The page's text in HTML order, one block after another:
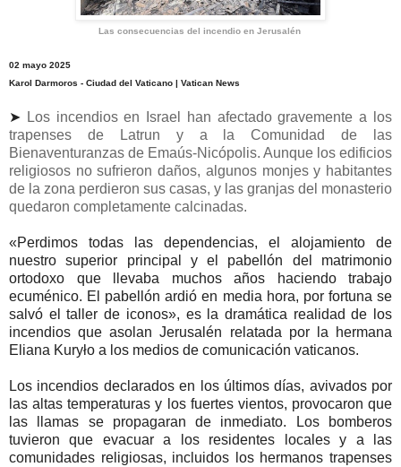
Las consecuencias del incendio en Jerusalén
02 mayo 2025
Karol Darmoros - Ciudad del Vaticano | Vatican News
➤
Los incendios en Israel han afectado gravemente a los
trapenses de Latrun y a la Comunidad de las
Bienaventuranzas de Emaús-Nicópolis. Aunque los edificios
religiosos no sufrieron daños, algunos monjes y habitantes
de la zona perdieron sus casas, y las granjas del monasterio
quedaron completamente calcinadas.
«Perdimos todas las dependencias, el alojamiento de
nuestro superior principal y el pabellón del matrimonio
ortodoxo que llevaba muchos años haciendo trabajo
ecuménico. El pabellón ardió en media hora, por fortuna se
salvó el taller de iconos», es la dramática realidad de los
incendios que asolan Jerusalén relatada por la hermana
Eliana Kuryło a los medios de comunicación vaticanos.
Los incendios declarados en los últimos días, avivados por
las altas temperaturas y los fuertes vientos, provocaron que
las llamas se propagaran de inmediato. Los bomberos
tuvieron que evacuar a los residentes locales y a las
comunidades religiosas, incluidos los hermanos trapenses